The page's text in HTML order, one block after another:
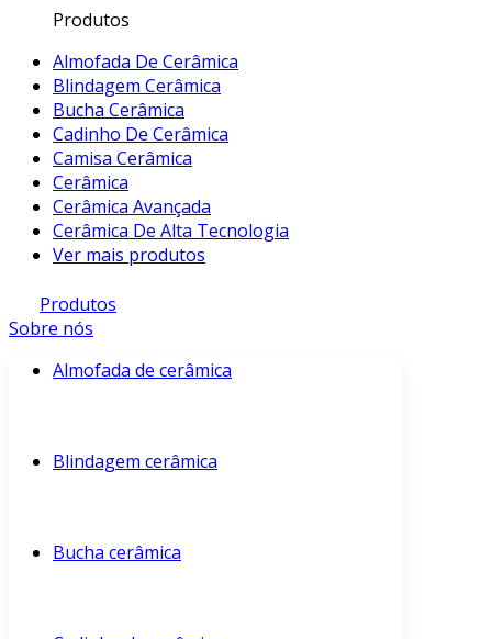
Produtos
Almofada De Cerâmica
Blindagem Cerâmica
Bucha Cerâmica
Cadinho De Cerâmica
Camisa Cerâmica
Cerâmica
Cerâmica Avançada
Cerâmica De Alta Tecnologia
Ver mais produtos
Produtos
Sobre nós
Almofada de cerâmica
Blindagem cerâmica
Bucha cerâmica